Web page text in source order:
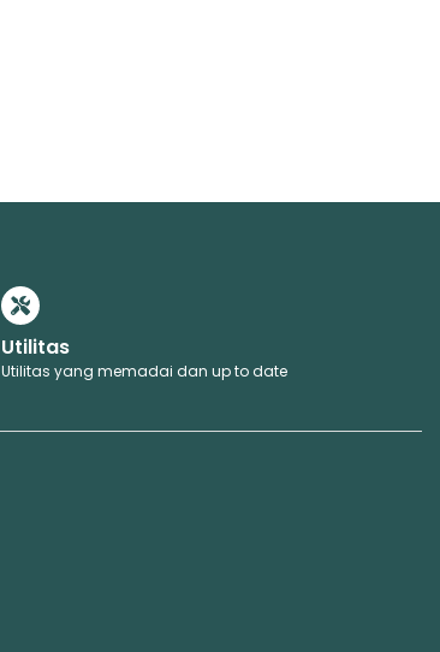
Utilitas
Utilitas yang memadai dan up to date